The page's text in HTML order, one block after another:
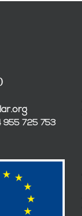
955 725 753